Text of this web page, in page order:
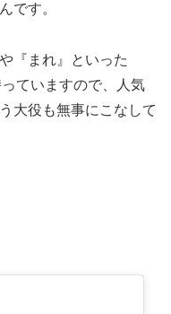
です。
『まれ』といった
ていますので、人気
大役も無事にこなして